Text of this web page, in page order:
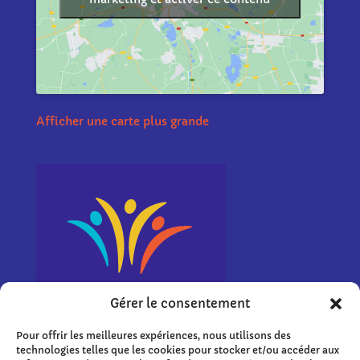
Gérer le consentement
Pour offrir les meilleures expériences, nous utilisons des
technologies telles que les cookies pour stocker et/ou accéder aux
Afficher une carte plus grande